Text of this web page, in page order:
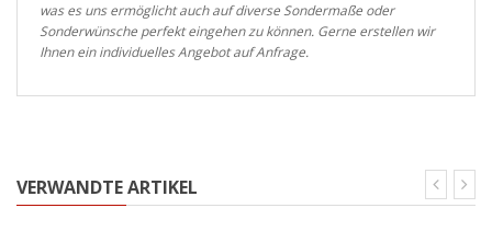
was es uns ermöglicht auch auf diverse Sondermaße oder
Sonderwünsche perfekt eingehen zu können. Gerne erstellen wir
Ihnen ein individuelles Angebot auf Anfrage.
VERWANDTE ARTIKEL